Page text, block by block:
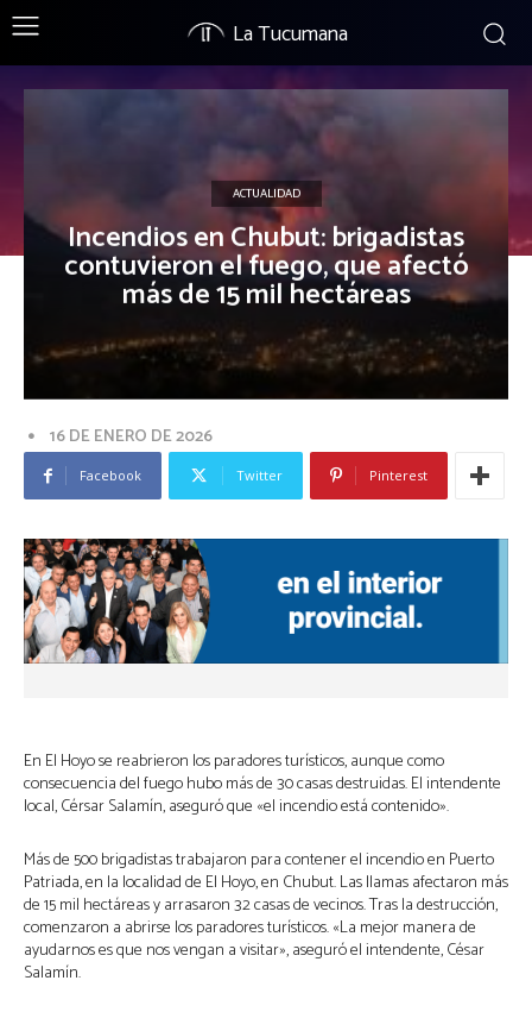
La Tucumana
ACTUALIDAD
Incendios en Chubut: brigadistas
contuvieron el fuego, que afectó
más de 15 mil hectáreas
16 DE ENERO DE 2026
Facebook Twitter Pinterest
En El Hoyo se reabrieron los paradores turísticos, aunque como
consecuencia del fuego hubo más de 30 casas destruidas. El intendente
local, Cérsar Salamín, aseguró que «el incendio está contenido».
Más de 500 brigadistas trabajaron para contener el incendio en Puerto
Patriada, en la localidad de El Hoyo, en Chubut. Las llamas afectaron más
de 15 mil hectáreas y arrasaron 32 casas de vecinos. Tras la destrucción,
comenzaron a abrirse los paradores turísticos. «La mejor manera de
ayudarnos es que nos vengan a visitar», aseguró el intendente, César
Salamín.